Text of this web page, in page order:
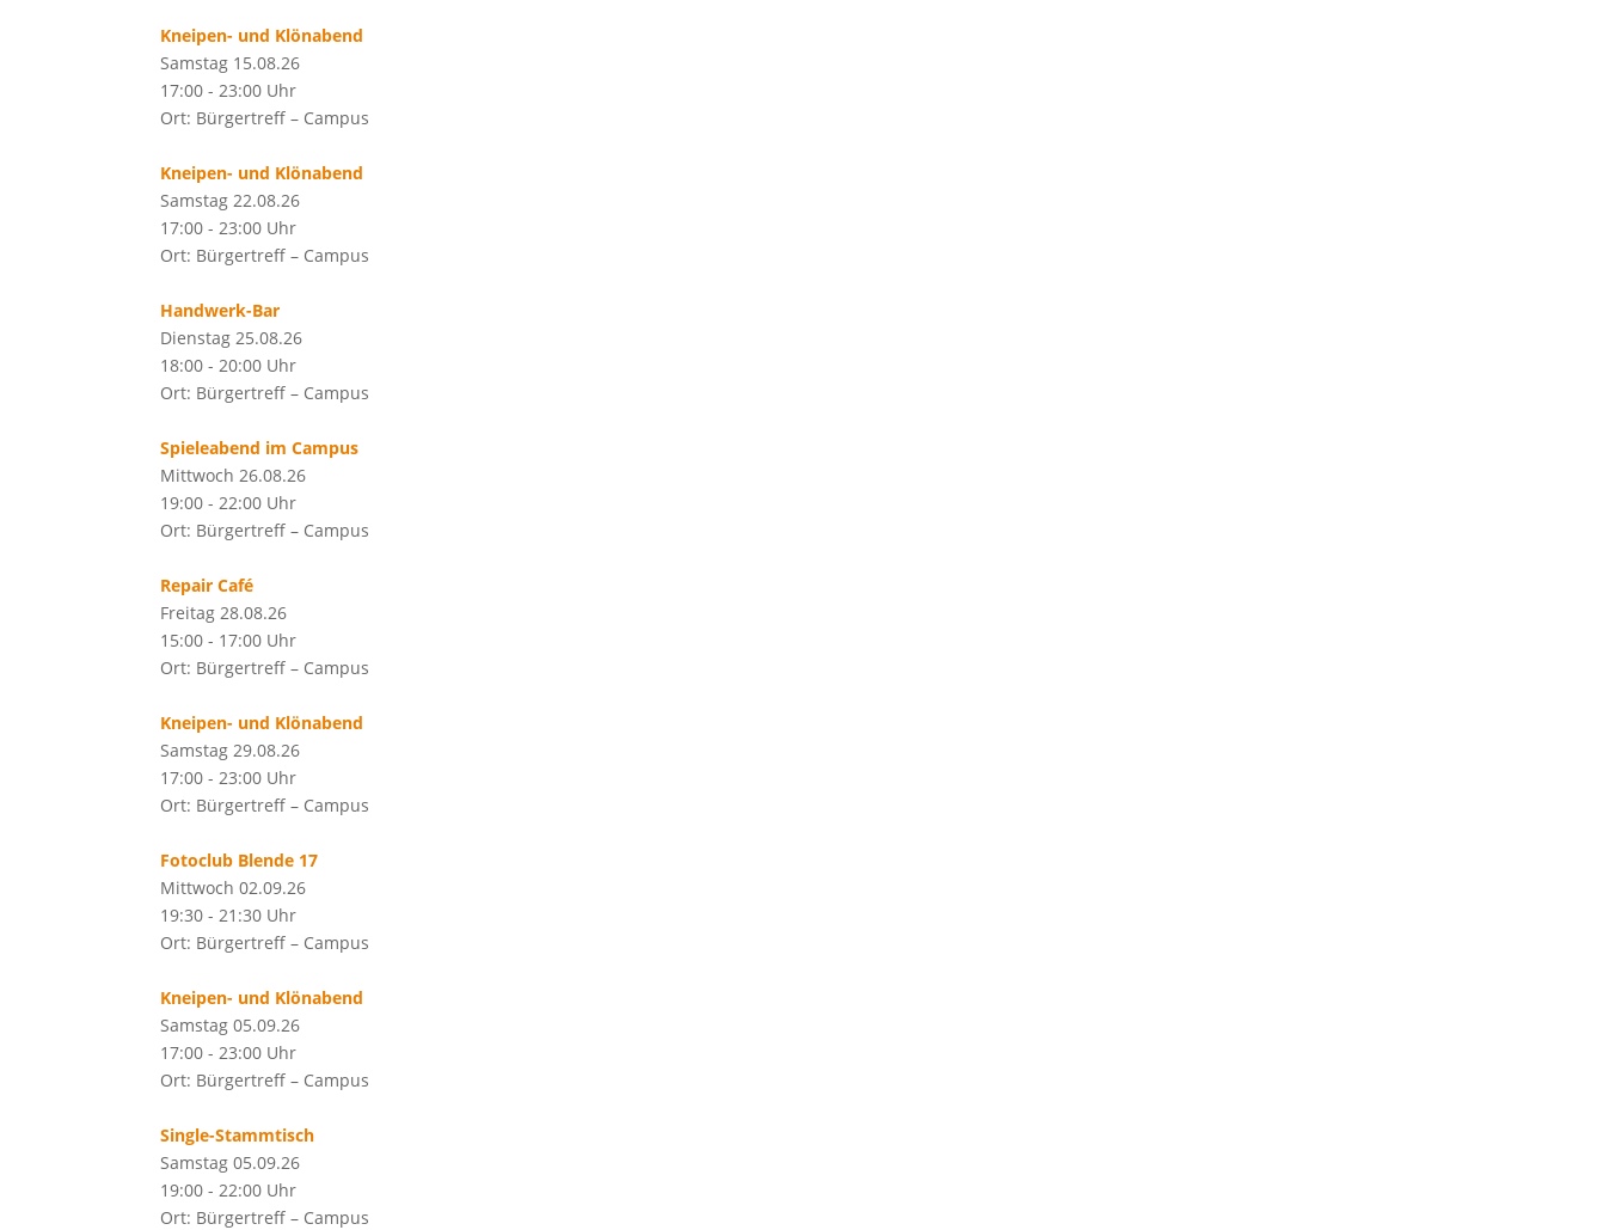
Kneipen- und Klönabend
Samstag 15.08.26
17:00 - 23:00 Uhr
Ort: Bürgertreff – Campus
Kneipen- und Klönabend
Samstag 22.08.26
17:00 - 23:00 Uhr
Ort: Bürgertreff – Campus
Handwerk-Bar
Dienstag 25.08.26
18:00 - 20:00 Uhr
Ort: Bürgertreff – Campus
Spieleabend im Campus
Mittwoch 26.08.26
19:00 - 22:00 Uhr
Ort: Bürgertreff – Campus
Repair Café
Freitag 28.08.26
15:00 - 17:00 Uhr
Ort: Bürgertreff – Campus
Kneipen- und Klönabend
Samstag 29.08.26
17:00 - 23:00 Uhr
Ort: Bürgertreff – Campus
Fotoclub Blende 17
Mittwoch 02.09.26
19:30 - 21:30 Uhr
Ort: Bürgertreff – Campus
Kneipen- und Klönabend
Samstag 05.09.26
17:00 - 23:00 Uhr
Ort: Bürgertreff – Campus
Single-Stammtisch
Samstag 05.09.26
19:00 - 22:00 Uhr
Ort: Bürgertreff – Campus